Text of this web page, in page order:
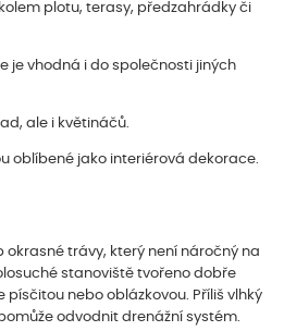
plotu, terasy, předzahrádky či
je vhodná i do společnosti jiných
ale i květináčů.
oblíbené jako interiérová dekorace.
okrasné trávy, který není náročný na
stanoviště tvořeno dobře
nebo oblázkovou. Příliš vlhký
odvodnit drenážní systém.